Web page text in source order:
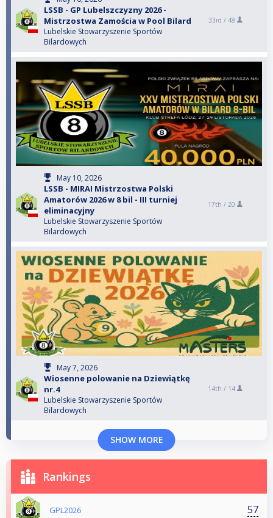
LSSB - GP Lubelszczyzny 2026 -
Mistrzostwa Zamościa w Pool Bilard
Lubelskie Stowarzyszenie Sportów
Bilardowych
33rd / 48
May 10, 2026
LSSB - MIRAI Mistrzostwa Polski
Amatorów 2026 w 8 bil - III turniej
eliminacyjny
Lubelskie Stowarzyszenie Sportów
Bilardowych
17th / 20
May 7, 2026
Wiosenne polowanie na Dziewiątkę
nr.4
Lubelskie Stowarzyszenie Sportów
Bilardowych
14th / 14
SHOW MORE
Rankings
GPL2026 57